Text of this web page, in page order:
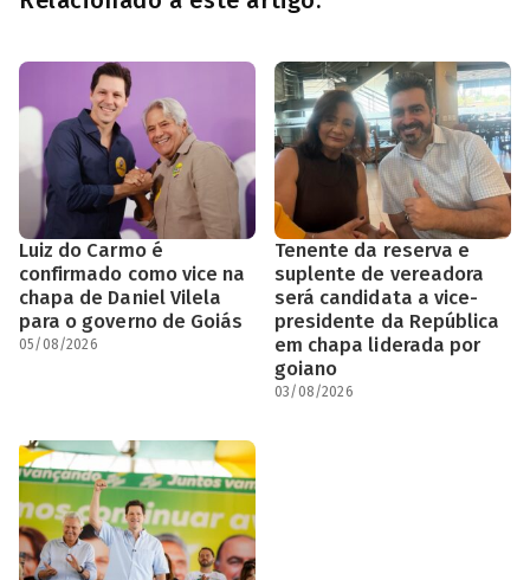
Luiz do Carmo é
confirmado como vice na
chapa de Daniel Vilela
para o governo de Goiás
05/08/2026
Tenente da reserva e
suplente de vereadora
será candidata a vice-
presidente da República
em chapa liderada por
goiano
03/08/2026